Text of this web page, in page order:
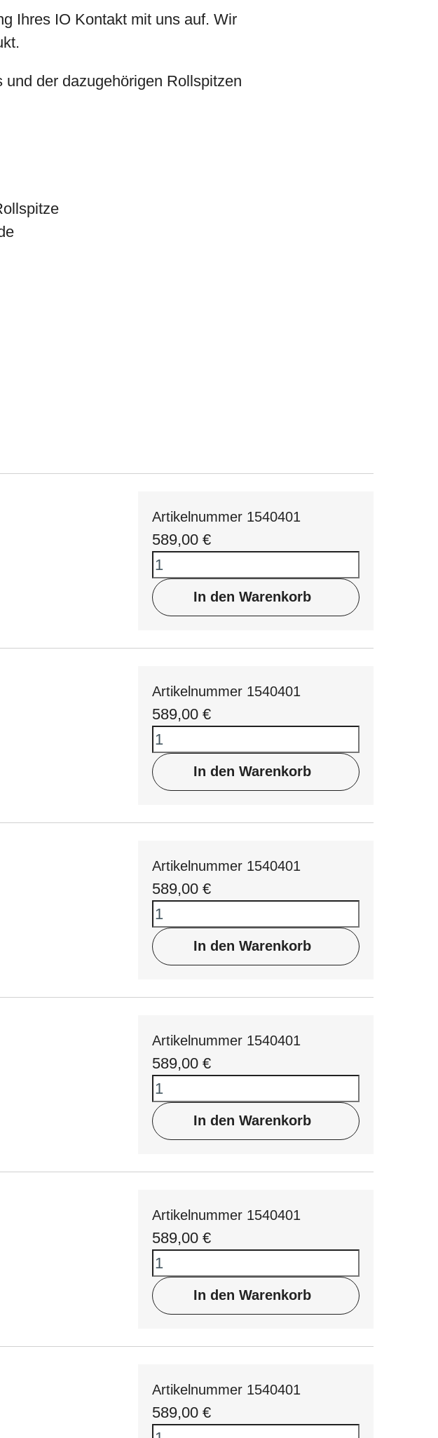
Ihres IO Kontakt mit uns auf. Wir
der dazugehörigen Rollspitzen
Artikelnummer 1540401
589,00 €
In den Warenkorb
Artikelnummer 1540401
589,00 €
In den Warenkorb
Artikelnummer 1540401
589,00 €
In den Warenkorb
Artikelnummer 1540401
589,00 €
In den Warenkorb
Artikelnummer 1540401
589,00 €
In den Warenkorb
Artikelnummer 1540401
589,00 €